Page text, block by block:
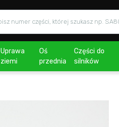
Uprawa
ziemi
Oś
przednia
Części do
silników